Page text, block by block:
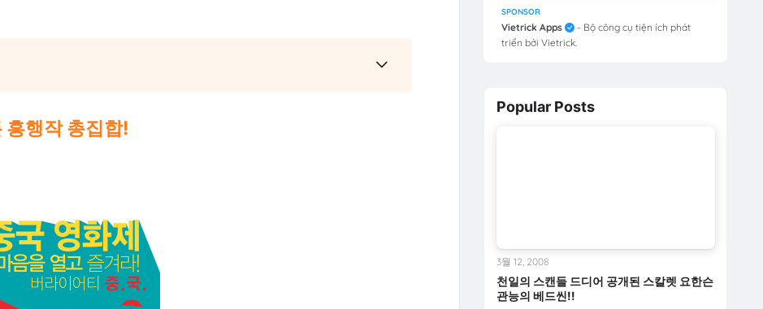
행작 총집합!
SPONSOR
Vietrick Apps
- Bộ công cụ tiện ích phát
triển bởi Vietrick.
Popular Posts
천일의 스캔들 드디어 공개된 스칼렛 요한슨
관능의 베드씬!!
3월 12, 2008